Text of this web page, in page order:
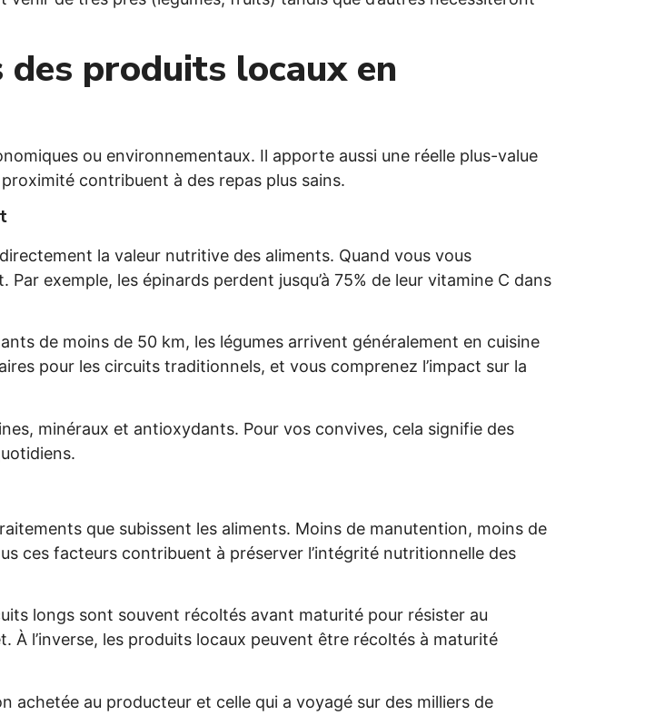
produits locaux en
ou environnementaux. Il apporte aussi une réelle plus-value
contribuent à des repas plus sains.
la valeur nutritive des aliments. Quand vous vous
exemple, les épinards perdent jusqu’à 75% de leur vitamine C dans
de moins de 50 km, les légumes arrivent généralement en cuisine
pour les circuits traditionnels, et vous comprenez l’impact sur la
minéraux et antioxydants. Pour vos convives, cela signifie des
que subissent les aliments. Moins de manutention, moins de
ces facteurs contribuent à préserver l’intégrité nutritionnelle des
longs sont souvent récoltés avant maturité pour résister au
l’inverse, les produits locaux peuvent être récoltés à maturité
achetée au producteur et celle qui a voyagé sur des milliers de